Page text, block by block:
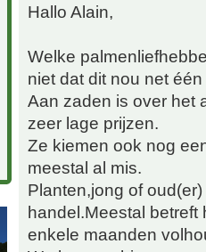
Hallo Alain,
Welke
niet dat dit nou net
Aan zaden is over het
zeer lage prijzen.
Ze kiemen ook nog
meestal al mis.
Planten,jong of
handel.Meestal
enkele maanden